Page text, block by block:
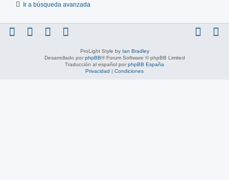
Ir a búsqueda avanzada
ProLight Style by Ian Bradley
Desarrollado por phpBB® Forum Software © phpBB Limited
Traducción al español por phpBB España
Privacidad | Condiciones